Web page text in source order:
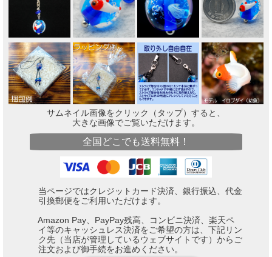
サムネイル画像をクリック（タップ）すると、
大きな画像でご覧いただけます。
全国どこでも送料無料！
当ページではクレジットカード決済、銀行振込、代金
引換郵便をご利用いただけます。
Amazon Pay、PayPay残高、コンビニ決済、楽天ペ
イ等のキャッシュレス決済をご希望の方は、下記リン
ク先（当店が管理しているウェブサイトです）からご
注文および御手続をお進めください。